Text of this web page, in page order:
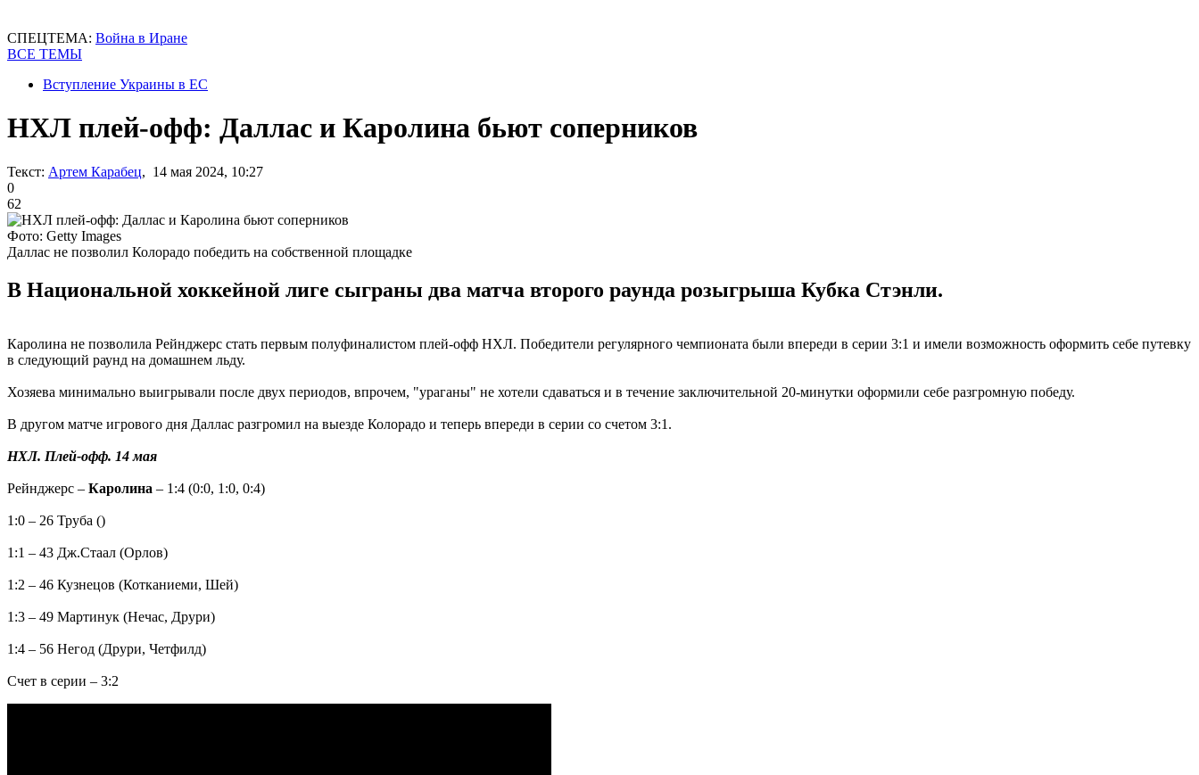
СПЕЦТЕМА: Война в Иране
ВСЕ ТЕМЫ
Вступление Украины в ЕС
НХЛ плей-офф: Даллас и Каролина бьют соперников
Текст: Артем Карабец, 14 мая 2024, 10:27
0
62
Фото: Getty Images
Даллас не позволил Колорадо победить на собственной площадке
В Национальной хоккейной лиге сыграны два матча второго раунда розыгрыша Кубка Стэнли.
Каролина не позволила Рейнджерс стать первым полуфиналистом плей-офф НХЛ. Победители регулярного чемпионата были впереди в серии 3:1 и имели возможность оформить себе путевку
в следующий раунд на домашнем льду.
Хозяева минимально выигрывали после двух периодов, впрочем, "ураганы" не хотели сдаваться и в течение заключительной 20-минутки оформили себе разгромную победу.
В другом матче игрового дня Даллас разгромил на выезде Колорадо и теперь впереди в серии со счетом 3:1.
НХЛ. Плей-офф. 14 мая
Рейнджерс – Каролина – 1:4 (0:0, 1:0, 0:4)
1:0 – 26 Труба ()
1:1 – 43 Дж.Стаал (Орлов)
1:2 – 46 Кузнецов (Котканиеми, Шей)
1:3 – 49 Мартинук (Нечас, Друри)
1:4 – 56 Негод (Друри, Четфилд)
Счет в серии – 3:2